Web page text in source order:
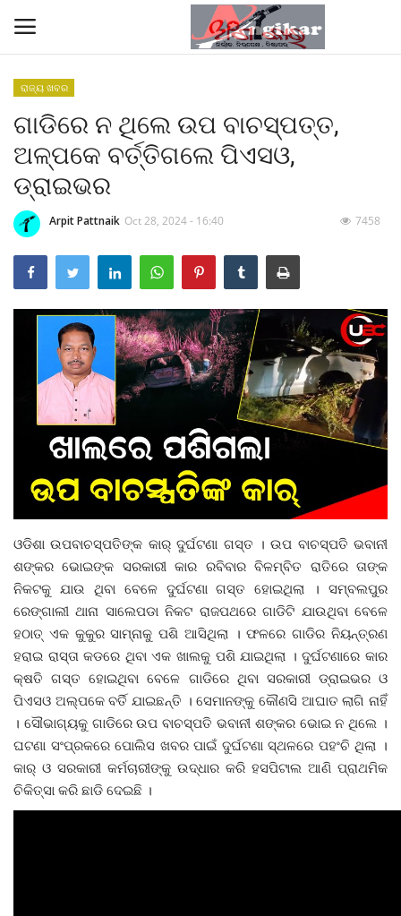
Home
ଗାଜା ଶାନ୍ତି ସମ୍ମିଳନୀରେ ମୋଦୀଙ୍କୁ ପ୍ରଶଂସା
କଲେ ଟ୍ରମ୍ପ
Contact
About
କାର୍ଟୁନ କର୍ଣ୍ଣର
Gallery
ରାଜନୀତି
ରାଜ୍ୟ ଖବର
ଜାତୀୟ ଖବର
ବିଶେଷ ଖବର
ସ୍ୱାସ୍ଥ୍ୟ ହିଁ ସମ୍ପଦ
ବେପାର ବଣିଜ
ଜାଣିବା କଥା
ହାଣ୍ଡିଶାଳ
ସଂସ୍କୃତି
ରାଜ୍ୟ ଖବର
ଗାଡିରେ ନ ଥିଲେ ଉପ ବାଚସ୍ପତ୍ତ,
ଅଳ୍ପକେ ବର୍ତ୍ତିଗଲେ ପିଏସଓ,
ଡ୍ରାଇଭର
Arpit Pattnaik Oct 28, 2024 - 16:40 7458
ଓଡିଶା ଉପବାଚସ୍ପତିଙ୍କ କାର୍ ଦୁର୍ଘଟଣା ଗସ୍ତ । ଉପ ବାଚସ୍ପତି ଭବାନୀ
ଶଙ୍କର ଭୋଇଙ୍କ ସରକାରୀ କାର ରବିବାର ବିଳମ୍ବିତ ରାତିରେ ତାଙ୍କ
ନିକଟକୁ ଯାଉ ଥିବା ବେଳେ ଦୁର୍ଘଟଣା ଗସ୍ତ ହୋଇଥିଲା । ସମ୍ବଲପୁର
ରେଙ୍ଗାଲୀ ଥାନା ସାଲେପଡା ନିକଟ ରାଜପଥରେ ଗାଡିଟି ଯାଉଥିବା ବେଳେ
ହଠାତ୍ ଏକ କୁକୁର ସାମ୍ନାକୁ ପଶି ଆସିଥିଲା । ଫଳରେ ଗାଡିର ନିୟନ୍ତ୍ରଣ
ହରାଇ ରାସ୍ତା କଡରେ ଥିବା ଏକ ଖାଲକୁ ପଶି ଯାଇଥିଲା । ଦୁର୍ଘଟଣାରେ କାର
କ୍ଷତି ଗସ୍ତ ହୋଇଥିବା ବେଳେ ଗାଡିରେ ଥିବା ସରକାରୀ ଡ୍ରାଇଭର ଓ
ପିଏସଓ ଅଲ୍ପକେ ବର୍ତି ଯାଇଛନ୍ତି । ସେମାନଙ୍କୁ କୌଣସି ଆଘାତ ଲାଗି ନାହିଁ
। ସୌଭାଗ୍ୟକୁ ଗାଡିରେ ଉପ ବାଚସ୍ପତି ଭବାନୀ ଶଙ୍କର ଭୋଇ ନ ଥିଲେ ।
ଘଟଣା ସଂପ୍ରକରେ ପୋଲିସ ଖବର ପାଇଁ ଦୁର୍ଘଟଣା ସ୍ଥଳରେ ପହଂଚି ଥିଲା ।
କାର୍ ଓ ସରକାରୀ କର୍ମଚାରୀଙ୍କୁ ଉଦ୍ଧାର କରି ହସପିଟାଲ ଆଣି ପ୍ରାଥମିକ
ଚିକିତ୍ସା କରି ଛାଡି ଦେଇଛି ।